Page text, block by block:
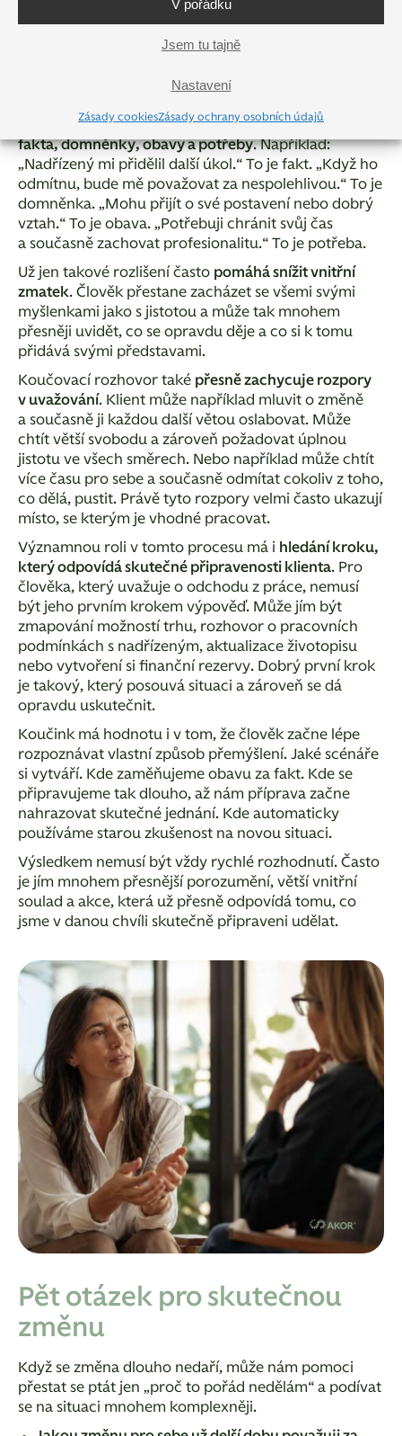
V pořádku
Jsem tu tajně
Nastavení
Zásady cookiesZásady ochrany osobních údajů
můžeme přijít například s větou „Potřebuji změnit
práci.“ nebo „Musím se konečně naučit říkat ne.“, ale
nejrůznějších potřeb, obav a očekávání.
Důležitou částí koučovacího rozhovoru jerozlišit
fakta, domněnky, obavy a potřeby. Například:
„ Nadřízený mi přidělil další úkol.“ To je fakt. „ Když ho
odmítnu, bude mě považovat za nespolehlivou.“ To je
domněnka. „ Mohu přijít o své postavení nebo dobrý
vztah.“ To je obava. „ Potřebuji chránit svůj čas
a současně zachovat profesionalitu.“ To je potřeba.
Už jen takové rozlišení často pomáhá snížit vnitřní
zmatek. Člověk přestane zacházet se všemi svými
myšlenkami jako s jistotou a může tak mnohem
přesněji uvidět, co se opravdu děje a co si k tomu
přidává svými představami.
Koučovací rozhovor také přesně zachycuje rozpory
v uvažování. Klient může například mluvit o změně
a současně ji každou další větou oslabovat. Může
chtít větší svobodu a zároveň požadovat úplnou
jistotu ve všech směrech. Nebo například může chtít
více času pro sebe a současně odmítat cokoliv z toho,
co dělá, pustit. Právě tyto rozpory velmi často ukazují
místo, se kterým je vhodné pracovat.
Významnou roli v tomto procesu má i hledání kroku,
který odpovídá skutečné připravenosti klienta. Pro
člověka, který uvažuje o odchodu z práce, nemusí
být jeho prvním krokem výpověď. Může jím být
zmapování možností trhu, rozhovor o pracovních
podmínkách s nadřízeným, aktualizace životopisu
nebo vytvoření si finanční rezervy. Dobrý první krok
je takový, který posouvá situaci a zároveň se dá
opravdu uskutečnit.
Koučink má hodnotu i v tom, že člověk začne lépe
rozpoznávat vlastní způsob přemýšlení. Jaké scénáře
si vytváří. Kde zaměňujeme obavu za fakt. Kde se
připravujeme tak dlouho, až nám příprava začne
nahrazovat skutečné jednání. Kde automaticky
používáme starou zkušenost na novou situaci.
Výsledkem nemusí být vždy rychlé rozhodnutí. Často
je jím mnohem přesnější porozumění, větší vnitřní
soulad a akce, která už přesně odpovídá tomu, co
jsme v danou chvíli skutečně připraveni udělat.
Pět otázek pro skutečnou
změnu
Když se změna dlouho nedaří, může nám pomoci
přestat se ptát jen „proč to pořád nedělám“ a podívat
se na situaci mnohem komplexněji.